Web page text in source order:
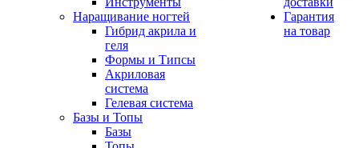
Наращивание ногтей
Гибрид акрила и
геля
Формы и Типсы
Акриловая
система
Гелевая система
Базы и Топы
Базы
Гарантия
на товар